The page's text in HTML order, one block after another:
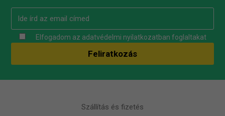
Elfogadom az adatvédelmi nyilatkozatban foglaltakat
Szállítás és fizetés